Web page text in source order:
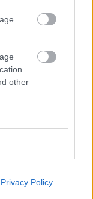
other
Privacy Policy
az óra itt
és Albon vannak
a dolgok.